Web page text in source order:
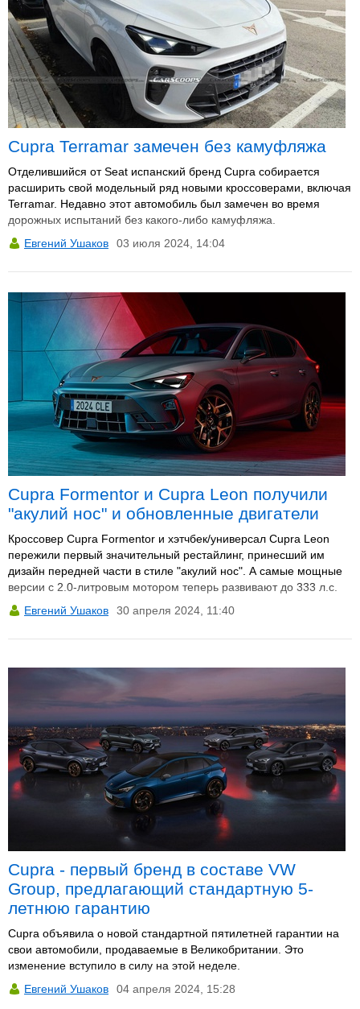
Cupra Terramar замечен без камуфляжа
Отделившийся от Seat испанский бренд Cupra собирается
расширить свой модельный ряд новыми кроссоверами, включая
Terramar. Недавно этот автомобиль был замечен во время
дорожных испытаний без какого-либо камуфляжа.
Евгений Ушаков
03 июля 2024, 14:04
Cupra Formentor и Cupra Leon получили
"акулий нос" и обновленные двигатели
Кроссовер Cupra Formentor и хэтчбек/универсал Cupra Leon
пережили первый значительный рестайлинг, принесший им
дизайн передней части в стиле "акулий нос". А самые мощные
версии с 2.0-литровым мотором теперь развивают до 333 л.с.
Евгений Ушаков
30 апреля 2024, 11:40
Cupra - первый бренд в составе VW
Group, предлагающий стандартную 5-
летнюю гарантию
Cupra объявила о новой стандартной пятилетней гарантии на
свои автомобили, продаваемые в Великобритании. Это
изменение вступило в силу на этой неделе.
Евгений Ушаков
04 апреля 2024, 15:28